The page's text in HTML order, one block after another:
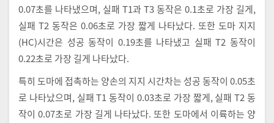
0.07초를 나타냈으며, 실패 T1과 T3 동작은 0.1초로 가장 길게,
실패 T2 동작은 0.06초로 가장 짧게 나타났다. 또한 도마 지지
(HC)시간은 성공 동작이 0.19초를 나타냈고 실패 T2 동작이
0.22초로 가장 길게 나타났다.
특히 도마에 접촉하는 양손의 지지 시간차는 성공 동작이 0.05초
로 나타났으며, 실패 T1 동작이 0.03초로 가장 짧게, 실패 T2 동
작이 0.07초로 가장 길게 나타났다. 또한 도마에서 이륙하는 양